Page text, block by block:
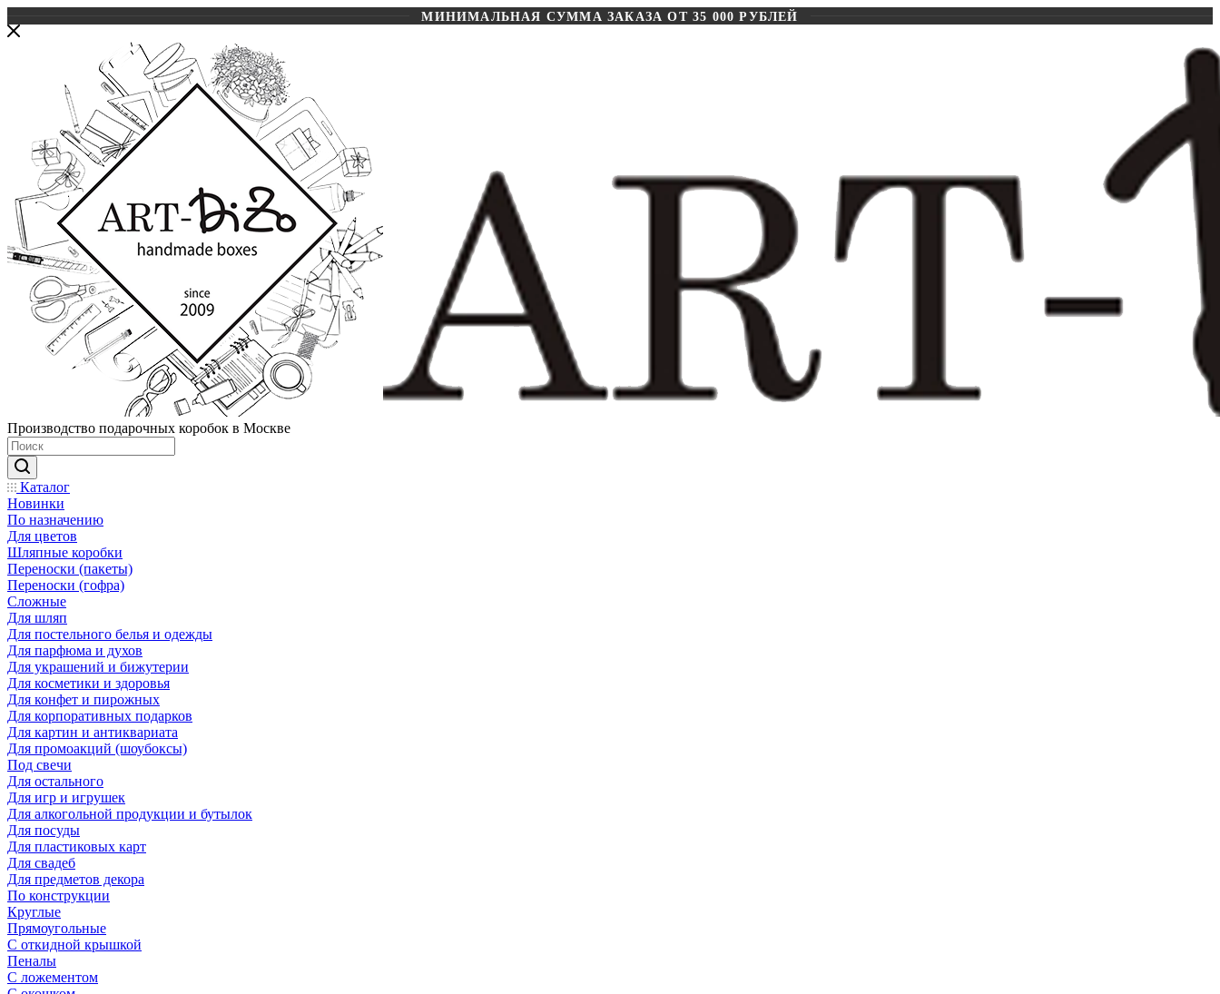
МИНИМАЛЬНАЯ СУММА ЗАКАЗА ОТ 35 000 РУБЛЕЙ
Производство подарочных коробок в Москве
Каталог
Новинки
По назначению
Для цветов
Шляпные коробки
Переноски (пакеты)
Переноски (гофра)
Сложные
Для шляп
Для постельного белья и одежды
Для парфюма и духов
Для украшений и бижутерии
Для косметики и здоровья
Для конфет и пирожных
Для корпоративных подарков
Для картин и антиквариата
Для промоакций (шоубоксы)
Под свечи
Для остального
Для игр и игрушек
Для алкогольной продукции и бутылок
Для посуды
Для пластиковых карт
Для свадеб
Для предметов декора
По конструкции
Круглые
Прямоугольные
С откидной крышкой
Пеналы
С ложементом